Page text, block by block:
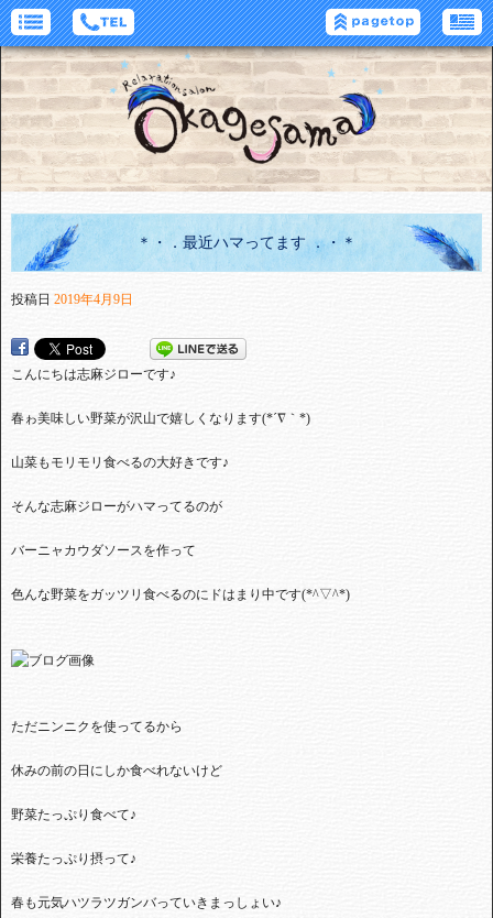
＊・．最近ハマってます ．・＊
投稿日 2019年4月9日
こんにちは志麻ジローです♪
春ゎ美味しい野菜が沢山で嬉しくなります(*´∇｀*)
山菜もモリモリ食べるの大好きです♪
そんな志麻ジローがハマってるのが
バーニャカウダソースを作って
色んな野菜をガッツリ食べるのにドはまり中です(*^▽^*)
ただニンニクを使ってるから
休みの前の日にしか食べれないけど
野菜たっぷり食べて♪
栄養たっぷり摂って♪
春も元気ハツラツガンバっていきまっしょい♪